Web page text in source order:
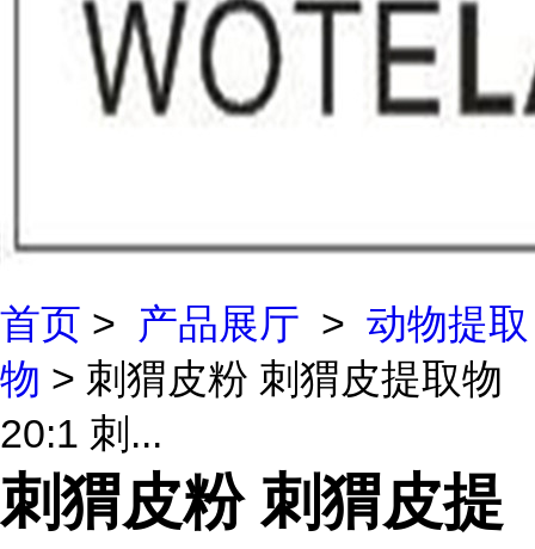
首页 > 产品展厅 > 动物提取
物 > 刺猬皮粉 刺猬皮提取物
20:1 刺...
刺猬皮粉 刺猬皮提